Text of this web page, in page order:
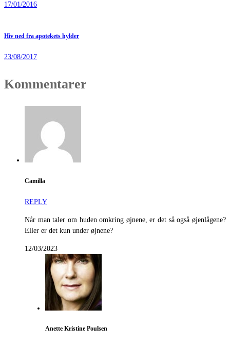
17/01/2016
Hiv ned fra apotekets hylder
23/08/2017
Kommentarer
Camilla
REPLY
Når man taler om huden omkring øjnene, er det så også øjenlågene?
Eller er det kun under øjnene?
12/03/2023
Anette Kristine Poulsen